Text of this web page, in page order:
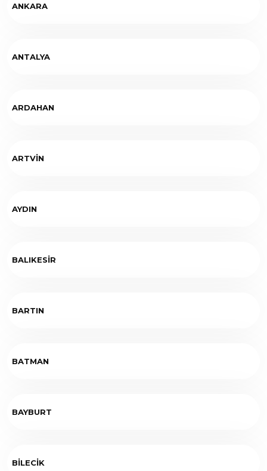
ANKARA
ANTALYA
ARDAHAN
ARTVİN
AYDIN
BALIKESİR
BARTIN
BATMAN
BAYBURT
BİLECİK